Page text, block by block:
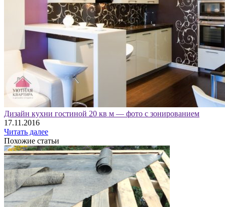
Дизайн кухни гостиной 20 кв м — фото с зонированием
17.11.2016
Читать далее
Похожие статьи